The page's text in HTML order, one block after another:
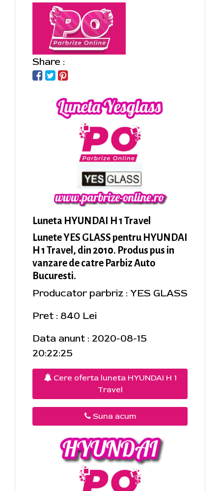
Share :
Luneta HYUNDAI H 1 Travel
Lunete YES GLASS pentru HYUNDAI
H 1 Travel, din 2010. Produs pus in
vanzare de catre Parbiz Auto
Bucuresti.
Producator parbriz : YES GLASS
Pret : 840 Lei
Data anunt : 2020-08-15
20:22:25
Cere oferta luneta HYUNDAI H 1
Travel
Suna acum